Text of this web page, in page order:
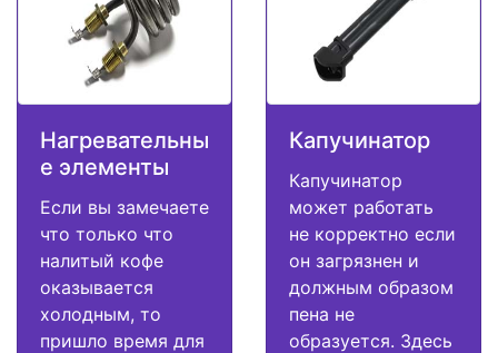
Нагревательны
е элементы
Если вы замечаете
что только что
налитый кофе
оказывается
холодным, то
пришло время для
Капучинатор
Капучинатор
может работать
не корректно если
он загрязнен и
должным образом
пена не
образуется. Здесь